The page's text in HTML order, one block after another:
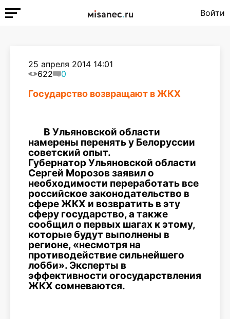
Войти
25 апреля 2014 14:01
622
0
Государство возвращают в ЖКХ
В Ульяновской области
намерены перенять у Белоруссии
советский опыт.
Губернатор Ульяновской области
Сергей Морозов заявил о
необходимости переработать все
российское законодательство в
сфере ЖКХ и возвратить в эту
сферу государство, а также
сообщил о первых шагах к этому,
которые будут выполнены в
регионе, «несмотря на
противодействие сильнейшего
лобби». Эксперты в
эффективности огосударствления
ЖКХ сомневаются.